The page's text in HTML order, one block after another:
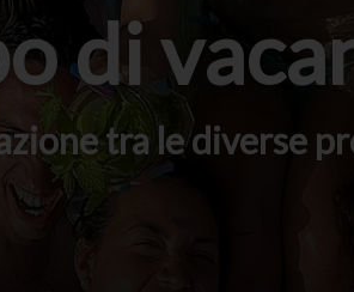
di
tra le diverse